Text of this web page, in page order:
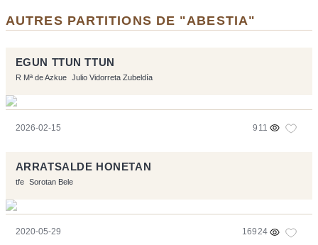
AUTRES PARTITIONS DE "ABESTIA"
EGUN TTUN TTUN
R Mª de Azkue Julio Vidorreta Zubeldía
2026-02-15 911
ARRATSALDE HONETAN
tfe Sorotan Bele
2020-05-29 16924